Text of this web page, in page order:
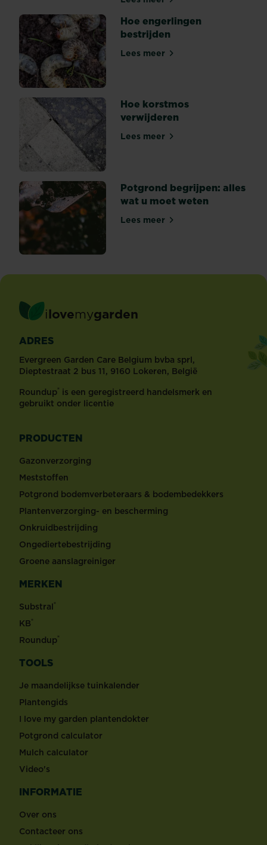
10 tips om een Japanse
Hoe engerlingen
bestrijden
Lees meerHoe engerlingen bestrijden
Hoe korstmos
verwijderen
Lees meerHoe korstmos verwijderen
Potgrond begrijpen: alles
wat u moet weten
Lees meerPotgrond begrijpen: alles
ilovemygarden
ADRES
Evergreen Garden Care Belgium bvba sprl,
Dieptestraat 2 bus 11, 9160 Lokeren, België
Roundup® is een geregistreerd handelsmerk en
gebruikt onder licentie
PRODUCTEN
Gazonverzorging
Meststoffen
Potgrond bodemverbeteraars & bodembedekkers
Plantenverzorging- en bescherming
Onkruidbestrijding
Ongediertebestrijding
Groene aanslagreiniger
MERKEN
Substral®
KB®
Roundup®
TOOLS
Je maandelijkse tuinkalender
Plantengids
I love my garden plantendokter
Potgrond calculator
Mulch calculator
Video's
INFORMATIE
Over ons
Contacteer ons